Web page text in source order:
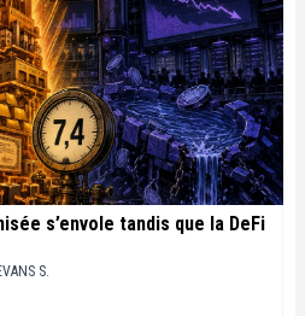
s’envole tandis que la DeFi
S.